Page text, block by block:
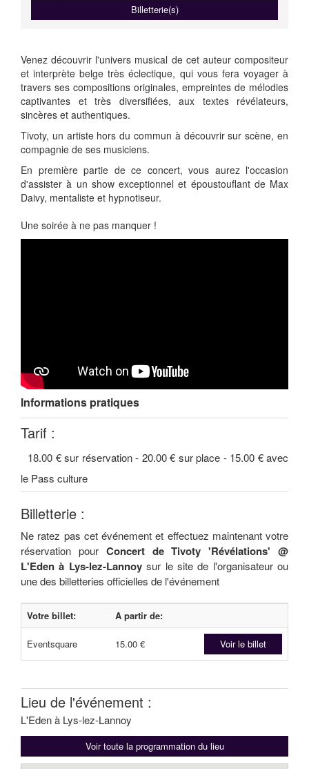
Billetterie(s)
Venez découvrir l'univers musical de cet auteur compositeur
et interprète belge très éclectique, qui vous fera voyager à
travers ses compositions originales, empreintes de mélodies
captivantes et très diversifiées, aux textes révélateurs,
sincères et authentiques.
Tivoty, un artiste hors du commun à découvrir sur scène, en
compagnie de ses musiciens.
En première partie de ce concert, vous aurez l'occasion
d'assister à un show exceptionnel et époustouflant de Max
Daivy, mentaliste et hypnotiseur.
Une soirée à ne pas manquer !
Informations pratiques
Tarif :
18.00 € sur réservation - 20.00 € sur place - 15.00 € avec
le Pass culture
Billetterie :
Ne ratez pas cet événement et effectuez maintenant votre
réservation pourConcert de Tivoty 'Révélations' @
L'Eden à Lys-lez-Lannoysur le site de l'organisateur ou
une des billetteries officielles de l'événement
Votre billet: A partir de:
Eventsquare 15.00 € Voir le billet
Lieu de l'événement :
L'Eden à Lys-lez-Lannoy
Voir toute la programmation du lieu